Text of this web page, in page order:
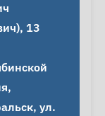
13
ул.